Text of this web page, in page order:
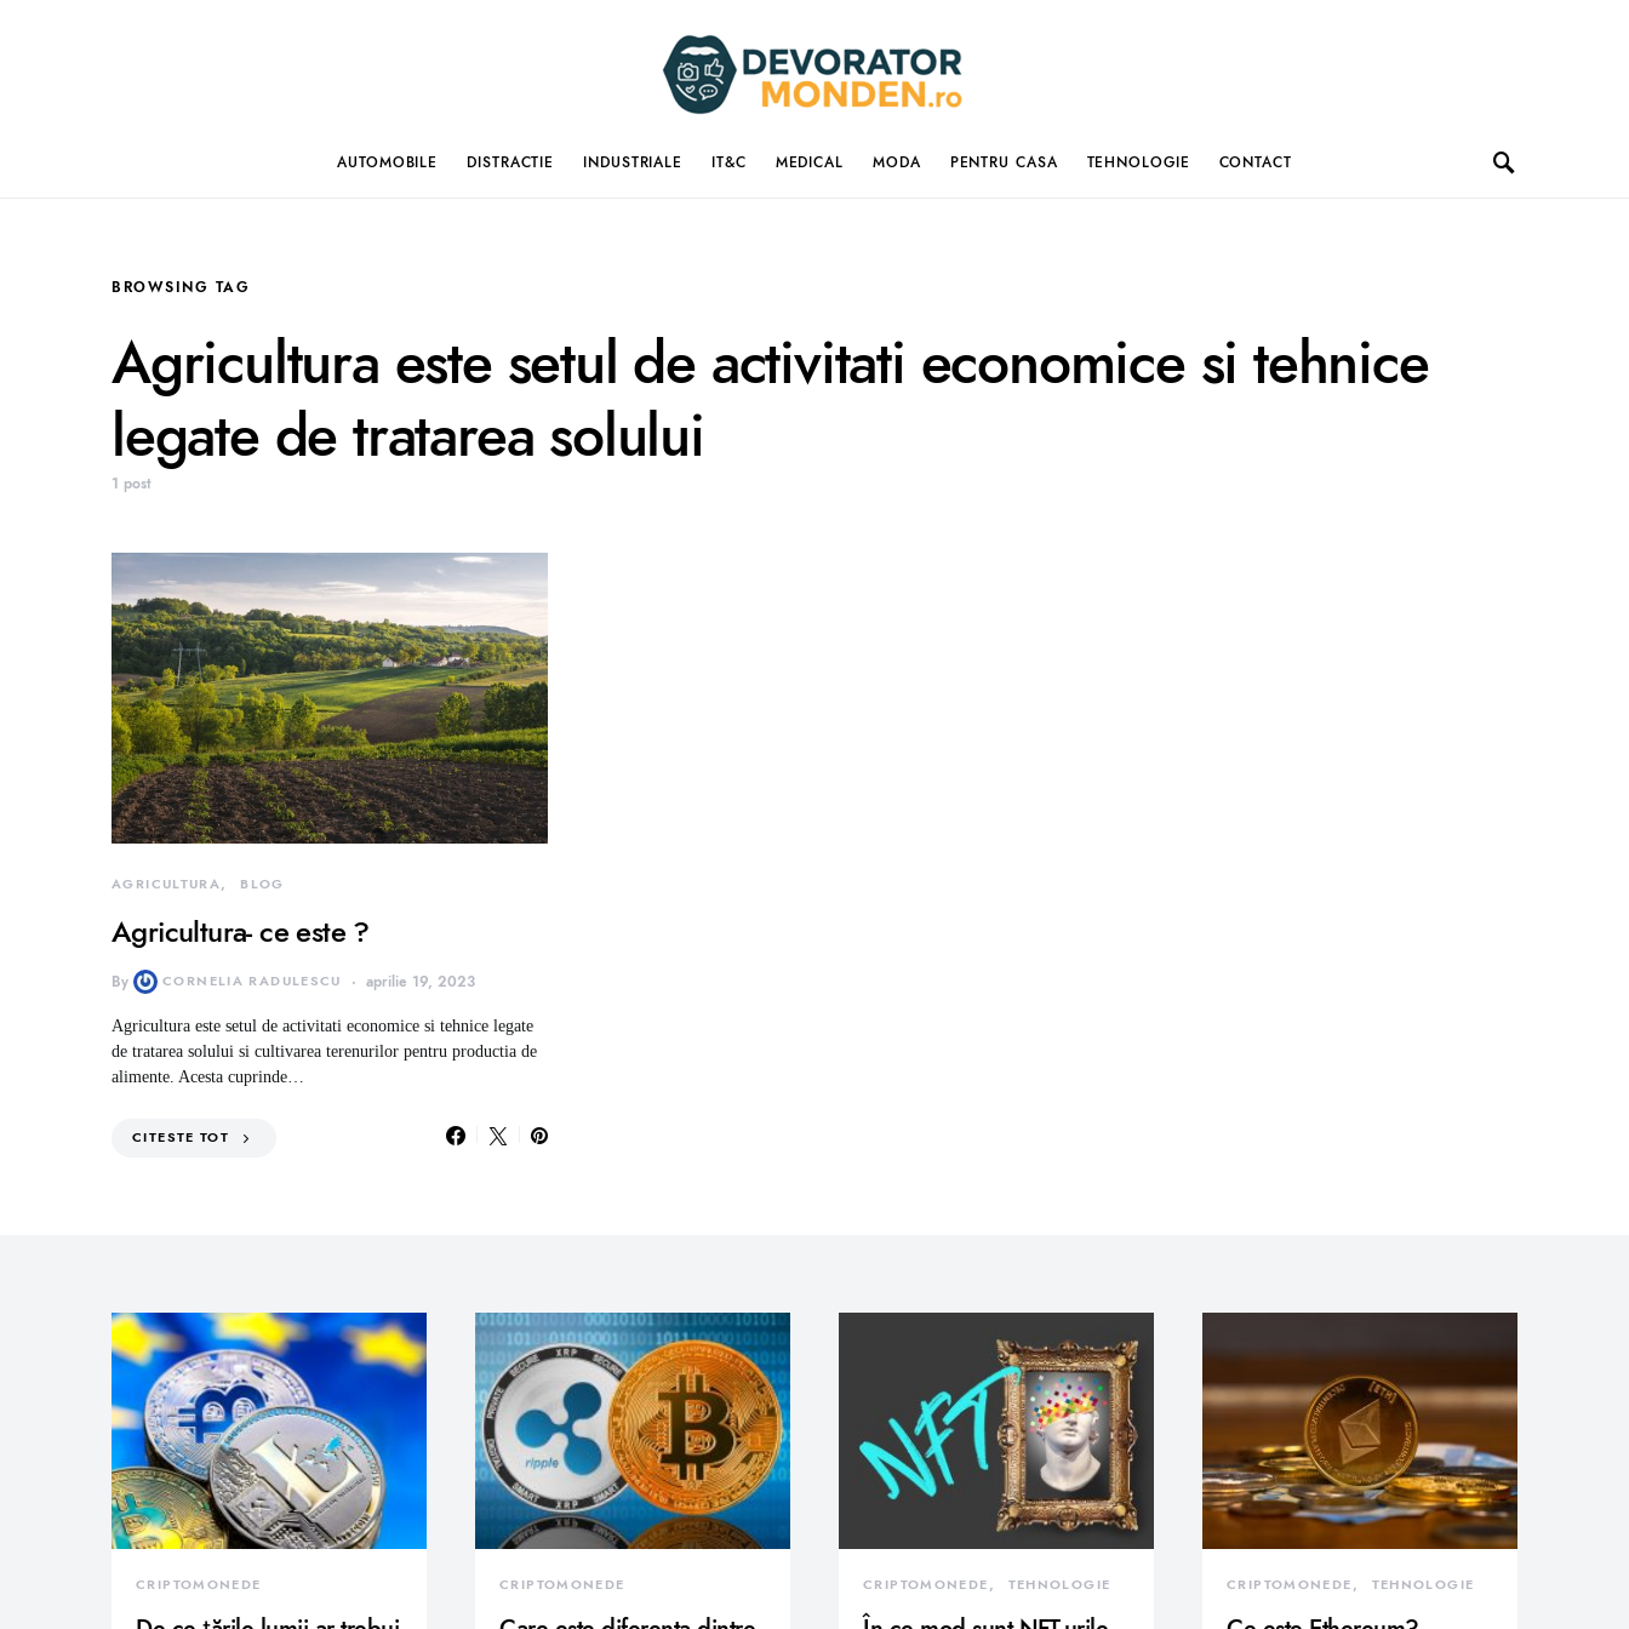
AUTOMOBILE DISTRACTIE INDUSTRIALE IT&C MEDICAL MODA PENTRU CASA TEHNOLOGIE CONTACT
BROWSING TAG
Agricultura este setul de activitati economice si tehnice
legate de tratarea solului
1 post
AGRICULTURA BLOG
Agricultura- ce este ?
By CORNELIA RADULESCU aprilie 19, 2023
Agricultura este setul de activitati economice si tehnice legate
de tratarea solului si cultivarea terenurilor pentru productia de
alimente. Acesta cuprinde…
CITESTE TOT
CRIPTOMONEDE CRIPTOMONEDE CRIPTOMONEDE TEHNOLOGIE CRIPTOMONEDE TEHNOLOGIE